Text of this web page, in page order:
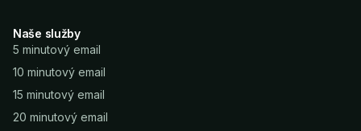
Naše služby
5 minutový email
10 minutový email
15 minutový email
20 minutový email